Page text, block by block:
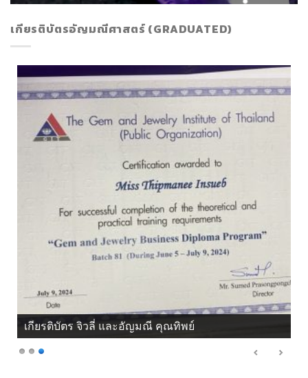
เกียรติบัตรอัญมณีศาสตร์ (GRADUATED)
เกียรติบัตร จิวลี่ และอัญมณี คุณทิพย์